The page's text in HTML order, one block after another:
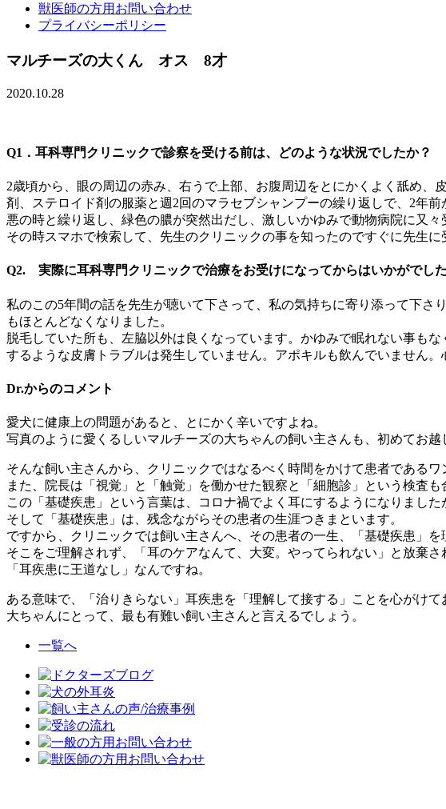
獣医師の方用お問い合わせ
プライバシーポリシー
マルチーズの大くん オス 8才
2020.10.28
Q1．耳科専門クリニックで診察を受ける前は、どのような状況でしたか？
2歳頃から、眼の周辺の赤み、右うで上部、お腹周辺をとにかくよく舐め
剤、ステロイド剤の服薬と週2回のマラセブシャンプーの繰り返しで、2年
悪の時と繰り返し、緑色の膿が突然出だし、激しいかゆみで動物病院に又
その時スマホで検索して、先生のクリニックの事を知ったのですぐに先生
Q2. 実際に耳科専門クリニックで治療をお受けになってからはいかがでし
私のこの5年間の話を先生が聴いて下さって、私の気持ちに寄り添って下
もほとんどなくなりました。
脱毛していた所も、左脇以外は良くなっています。かゆみで眠れない事も
するような皮膚トラブルは発生していません。アポキルも飲んでいません。
Dr.からのコメント
愛犬に健康上の問題があると、とにかく辛いですよね。
写真のように愛くるしいマルチーズの大ちゃんの飼い主さんも、初めてお
そんな飼い主さんから、クリニックではなるべく時間をかけて患者である
また、院長は「視覚」と「触覚」を働かせた観察と「細胞診」という検査
この「基礎疾患」という言葉は、コロナ禍でよく耳にするようになりました
そして「基礎疾患」は、残念ながらその患者の生涯つきまといます。
ですから、クリニックでは飼い主さんへ、その患者の一生、「基礎疾患」
そこをご理解されず、「耳のケアなんて、大変。やってられない」と放棄
「耳疾患に王道なし」なんですね。
ある意味で、「治りきらない」耳疾患を「理解して接する」ことを心がけて
大ちゃんにとって、最も有難い飼い主さんと言えるでしょう。
一覧へ